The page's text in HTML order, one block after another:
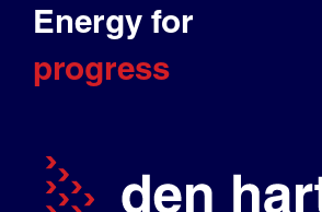
Energy for
progress